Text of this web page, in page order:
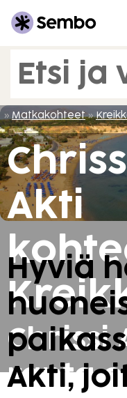
» Matkakohteet»
Akti
Chrissi
ranta
Hyviä
Akti,